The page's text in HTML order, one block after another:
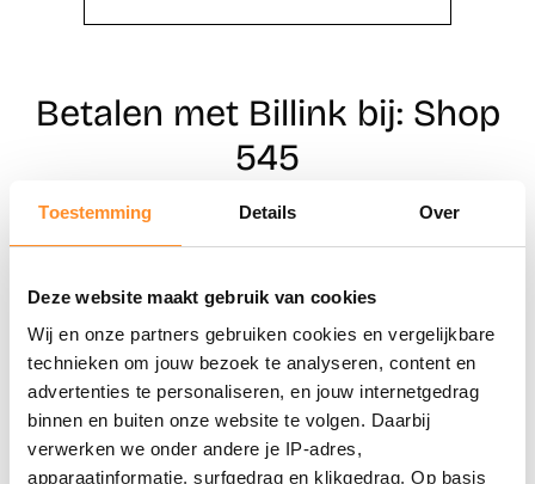
Toestemming Details Over
Deze website maakt gebruik van cookies
Wij en onze partners gebruiken cookies en vergelijkbare
technieken om jouw bezoek te analyseren, content en
advertenties te personaliseren, en jouw internetgedrag
binnen en buiten onze website te volgen. Daarbij
verwerken we onder andere je IP-adres,
apparaatinformatie, surfgedrag en klikgedrag. Op basis
Betalen met Billink bij: Shop
545
Naar winkels